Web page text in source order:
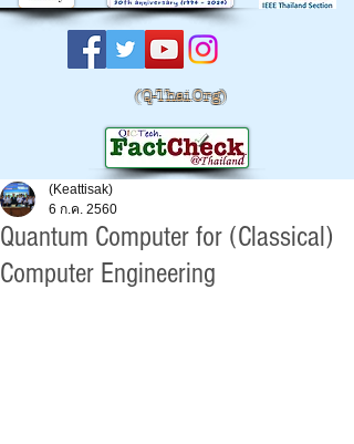
(Q-Thai.Org)
Quantum Computer for (Classical)
Computer Engineering
(Keattisak)
6 ก.ค. 2560